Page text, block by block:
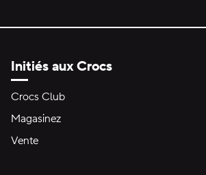
Initiés aux Crocs
Crocs Club
Magasinez
Vente